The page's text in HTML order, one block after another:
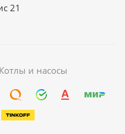
21
и насосы